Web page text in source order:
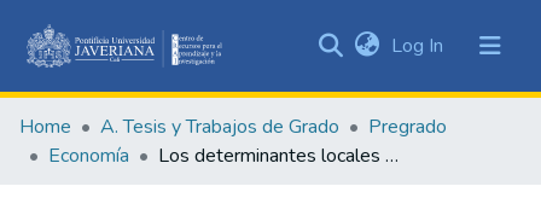
&
Collections
Log In (current)
Home A. Tesis y Trabajos de Grado
Pregrado
Economía
Los determinantes locales de la calidad institucional como variables propias e instrumentales: Su supremacía sobre los factores globales y su conexión con la pobreza multidimensional en Colombia a nivel departamental entre 2013 y 2019